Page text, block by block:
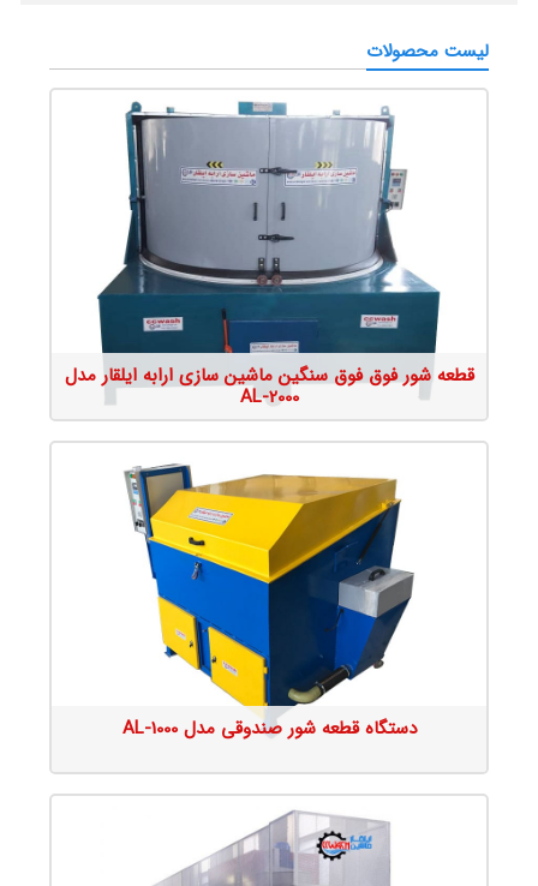
لیست محصولات
قطعه شور فوق فوق سنگین ماشین سازی ارابه ایلقار مدل
AL-2000
جزئیات محصول
دستگاه قطعه شور صندوقی مدل AL-1000